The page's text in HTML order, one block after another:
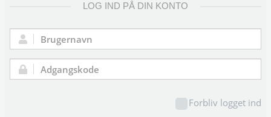
LOG IND PÅ DIN KONTO
Brugernavn:
Adgangskode:
Forbliv logget ind